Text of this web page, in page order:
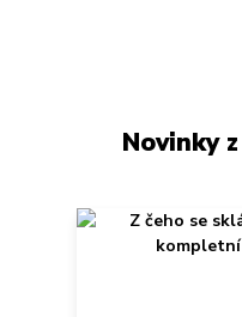
Novinky